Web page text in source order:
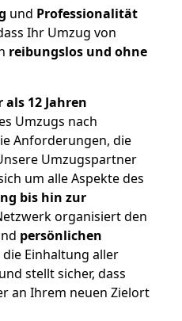
und Professionalität
Ihr Umzug von
reibungslos und ohne
als 12 Jahren
Umzugs nach
Anforderungen, die
Umzugspartner
um alle Aspekte des
bis hin zur
organisiert den
persönlichen
Einhaltung aller
stellt sicher, dass
an Ihrem neuen Zielort